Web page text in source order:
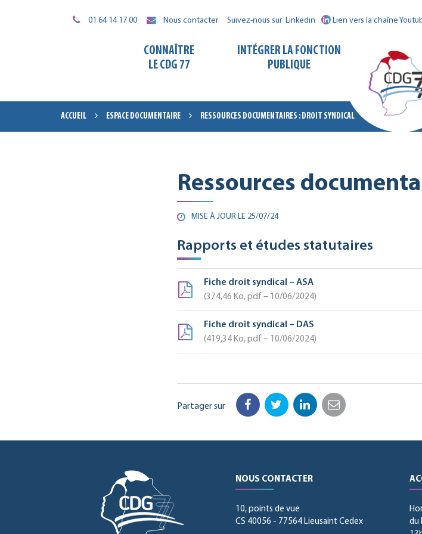
01 64 14 17 00 Nous contacter Suivez-nous sur Linkedin Lien vers la chaîne
CDG
CONNAÎTRE
LE CDG 77
INTÉGRER LA FONCTION
PUBLIQUE
ACCUEIL ESPACE DOCUMENTAIRE RESSOURCES DOCUMENTAIRES : DROIT SYNDICAL
Ressources
MISE À JOUR LE 25/07/24
Rapports et études statutaires
Fiche droit syndical – ASA
374,46 Ko, pdf – 10/06/2024
Fiche droit syndical – DAS
419,34 Ko, pdf – 10/06/2024
Partager sur Facebook
TwitterLinkedIn
Email
NOUS CONTACTER
10, points de vue
CS 40056 - 77564 Lieusaint Cedex
du